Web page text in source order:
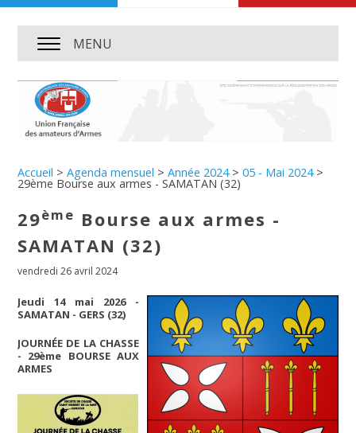
MENU
Accueil >Agenda mensuel >Année 2024>05 - Mai 2024>
29ème Bourse aux armes - SAMATAN (32)
29ème Bourse aux armes -
SAMATAN (32)
vendredi 26 avril 2024
Jeudi 14 mai 2026 -
SAMATAN - GERS (32)
JOURNÉE DE LA CHASSE
- 29ème BOURSE AUX
ARMES